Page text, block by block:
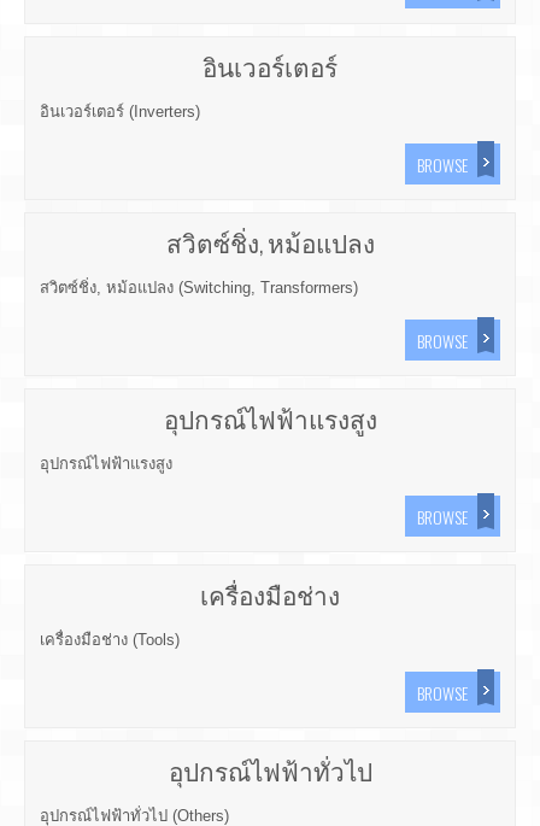
อินเวอร์เตอร์
อินเวอร์เตอร์ (Inverters)
BROWSE
สวิตซ์ชิ่ง, หม้อแปลง
สวิตซ์ชิ่ง, หม้อแปลง (Switching, Transformers)
BROWSE
อุปกรณ์ไฟฟ้าแรงสูง
อุปกรณ์ไฟฟ้าแรงสูง
BROWSE
เครื่องมือช่าง
เครื่องมือช่าง (Tools)
BROWSE
อุปกรณ์ไฟฟ้าทั่วไป
อุปกรณ์ไฟฟ้าทั่วไป (Others)